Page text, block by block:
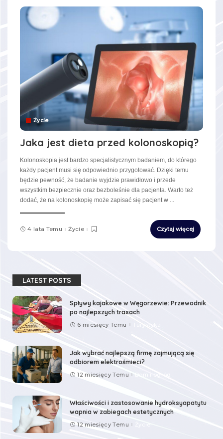
Życie
Jaka jest dieta przed kolonoskopią?
Kolonoskopia jest bardzo specjalistycznym badaniem, do którego
każdy pacjent musi się odpowiednio przygotować. Dzięki temu
będzie pewność, że badanie wyjdzie prawidłowo i przede
wszystkim bezpiecznie oraz bezboleśnie dla pacjenta. Warto też
dodać, że na kolonoskopię może zapisać się pacjent w ...
4 lata Temu Życie Czytaj więcej
LATEST POSTS
Spływy kajakowe w Węgorzewie: Przewodnik
po najlepszych trasach
6 miesięcy Temu Turystyka
Jak wybrać najlepszą firmę zajmującą się
odbiorem elektrośmieci?
12 miesięcy Temu Dom i ogród
Właściwości i zastosowanie hydroksyapatytu
wapnia w zabiegach estetycznych
12 miesięcy Temu Życie